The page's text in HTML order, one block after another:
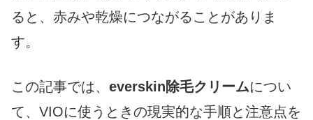
ると、赤みや乾燥につながることがありま
す。
この記事では、 everskin除毛クリームについ
て、VIOに使うときの現実的な手順と注意点を